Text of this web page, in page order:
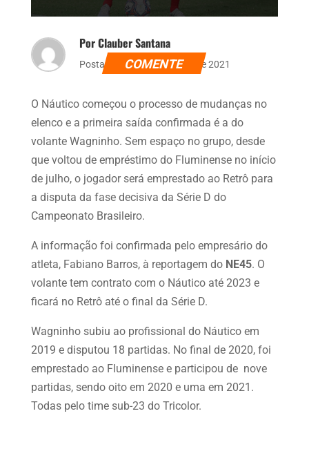
Por Clauber Santana
Postado dia 1 de setembro de 2021
COMENTE
O Náutico começou o processo de mudanças no
elenco e a primeira saída confirmada é a do
volante Wagninho. Sem espaço no grupo, desde
que voltou de empréstimo do Fluminense no início
de julho, o jogador será emprestado ao Retrô para
a disputa da fase decisiva da Série D do
Campeonato Brasileiro.
A informação foi confirmada pelo empresário do
atleta, Fabiano Barros, à reportagem do NE45. O
volante tem contrato com o Náutico até 2023 e
ficará no Retrô até o final da Série D.
Wagninho subiu ao profissional do Náutico em
2019 e disputou 18 partidas. No final de 2020, foi
emprestado ao Fluminense e participou de nove
partidas, sendo oito em 2020 e uma em 2021.
Todas pelo time sub-23 do Tricolor.